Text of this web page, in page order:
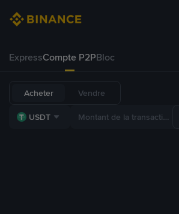
ExpressCompte P2PBloc
Acheter Vendre
USDT